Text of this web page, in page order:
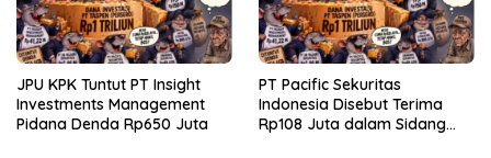
JPU KPK Tuntut PT Insight
Investments Management
Pidana Denda Rp650 Juta
PT Pacific Sekuritas
Indonesia Disebut Terima
Rp108 Juta dalam Sidang